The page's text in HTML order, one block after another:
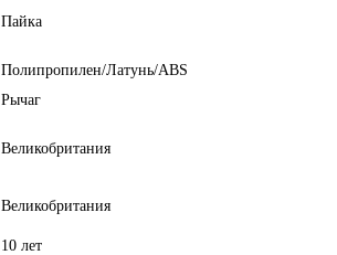
Пайка
Полипропилен/Латунь/ABS
Рычаг
Великобритания
Великобритания
10 лет